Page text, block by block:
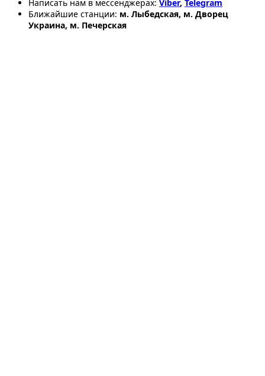
Написать нам в мессенджерах: Viber, Telegram
Ближайшие станции: м. Лыбедская, м. Дворец
Украина, м. Печерская